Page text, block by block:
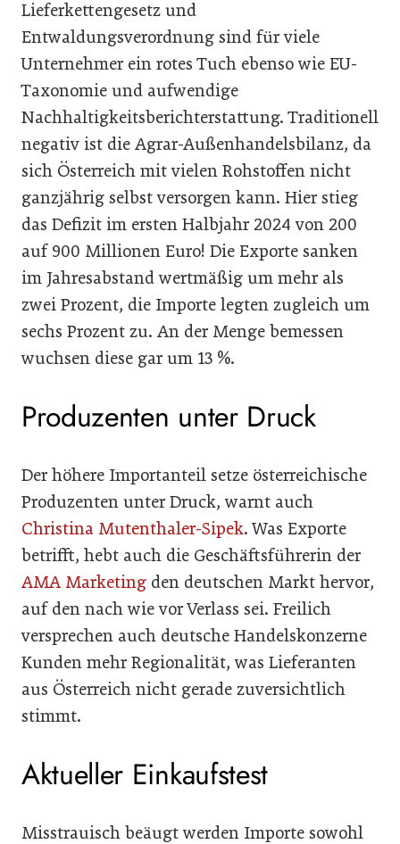
Lieferkettengesetz und
Entwaldungsverordnung sind für viele
Unternehmer ein rotes Tuch ebenso wie EU-
Taxonomie und aufwendige
Nachhaltigkeitsberichterstattung. Traditionell
negativ ist die Agrar-Außenhandelsbilanz, da
sich Österreich mit vielen Rohstoffen nicht
ganzjährig selbst versorgen kann. Hier stieg
das Defizit im ersten Halbjahr 2024 von 200
auf 900 Millionen Euro! Die Exporte sanken
im Jahresabstand wertmäßig um mehr als
zwei Prozent, die Importe legten zugleich um
sechs Prozent zu. An der Menge bemessen
wuchsen diese gar um 13 %.
Produzenten unter Druck
Der höhere Importanteil setze österreichische
Produzenten unter Druck, warnt auch
Christina Mutenthaler-Sipek. Was Exporte
betrifft, hebt auch die Geschäftsführerin der
AMA Marketing den deutschen Markt hervor,
auf den nach wie vor Verlass sei. Freilich
versprechen auch deutsche Handelskonzerne
Kunden mehr Regionalität, was Lieferanten
aus Österreich nicht gerade zuversichtlich
stimmt.
Aktueller Einkaufstest
Misstrauisch beäugt werden Importe sowohl